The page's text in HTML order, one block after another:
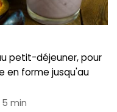
petit-déjeuner, pour
en forme jusqu'au
min